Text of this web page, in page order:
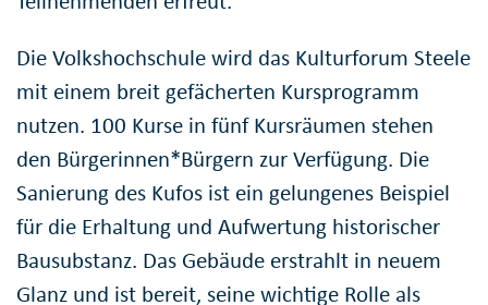
Die Volkshochschule wird das Kulturforum Steele
mit einem breit gefächerten Kursprogramm
nutzen. 100 Kurse in fünf Kursräumen stehen
den Bürgerinnen*Bürgern zur Verfügung. Die
Sanierung des Kufos ist ein gelungenes Beispiel
für die Erhaltung und Aufwertung historischer
Bausubstanz. Das Gebäude erstrahlt in neuem
Glanz und ist bereit, seine wichtige Rolle als